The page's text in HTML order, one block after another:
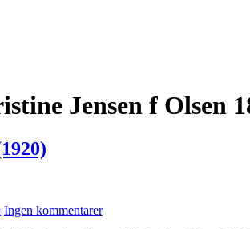
Jensen f Olsen
Ingen kommentarer